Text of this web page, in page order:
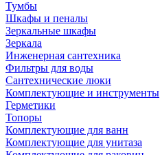
Тумбы
Шкафы и пеналы
Зеркальные шкафы
Зеркала
Инженерная сантехника
Фильтры для воды
Сантехнические люки
Комплектующие и инструменты
Герметики
Топоры
Комплектующие для ванн
Комплектующие для унитаза